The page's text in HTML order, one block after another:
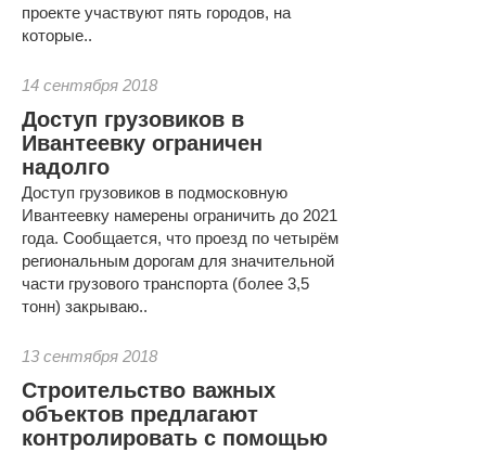
проекте участвуют пять городов, на
которые..
14 сентября 2018
Доступ грузовиков в
Ивантеевку ограничен
надолго
Доступ грузовиков в подмосковную
Ивантеевку намерены ограничить до 2021
года. Сообщается, что проезд по четырём
региональным дорогам для значительной
части грузового транспорта (более 3,5
тонн) закрываю..
13 сентября 2018
Строительство важных
объектов предлагают
контролировать с помощью